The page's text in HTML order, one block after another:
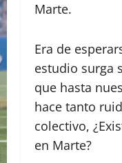
Marte.
Era de
estudio surga
que hasta
hace tanto
colectivo,
en Marte?